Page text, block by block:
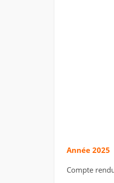
Année 2025
Compte